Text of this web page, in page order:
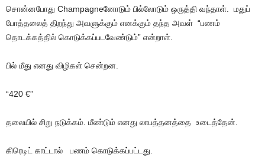
சொன்னபோது Champagneனோடும் பில்லோடும் ஒருத்தி வந்தாள். மதுப்
போத்தலைத் திறந்து அவளுக்கும் எனக்கும் தந்த அவள் “பணம்
தொடக்கத்தில் கொடுக்கப்படவேண்டும்” என்றாள்.
பில் மீது எனது விழிகள் சென்றன.
“420 €”
தலையில் சிறு நடுக்கம். மீண்டும் எனது லாபத்தனத்தை உடைத்தேன்.
கிரெடிட் காட்டால் பணம் கொடுக்கப்பட்டது.